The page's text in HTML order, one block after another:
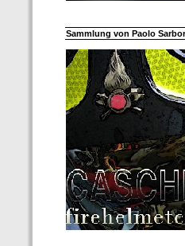
Sammlung von Paolo